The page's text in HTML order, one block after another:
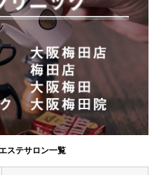
ステサロン一覧